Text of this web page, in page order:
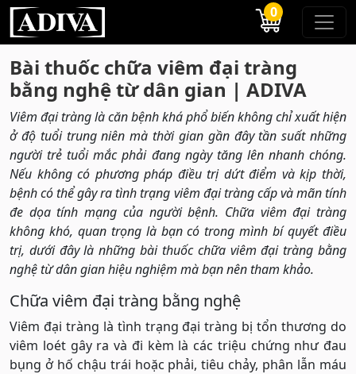
0
Bài thuốc chữa viêm đại tràng
bằng nghệ từ dân gian | ADIVA
Viêm đại tràng là căn bệnh khá phổ biến không chỉ xuất hiện
ở độ tuổi trung niên mà thời gian gần đây tần suất những
người trẻ tuổi mắc phải đang ngày tăng lên nhanh chóng.
Nếu không có phương pháp điều trị dứt điểm và kịp thời,
bệnh có thể gây ra tình trạng viêm đại tràng cấp và mãn tính
đe dọa tính mạng của người bệnh. Chữa viêm đại tràng
không khó, quan trọng là bạn có trong mình bí quyết điều
trị, dưới đây là những bài thuốc chữa viêm đại tràng bằng
nghệ từ dân gian hiệu nghiệm mà bạn nên tham khảo.
Chữa viêm đại tràng bằng nghệ
Viêm đại tràng là tình trạng đại tràng bị tổn thương do
viêm loét gây ra và đi kèm là các triệu chứng như đau
bụng ở hố chậu trái hoặc phải, tiêu chảy, phân lẫn máu